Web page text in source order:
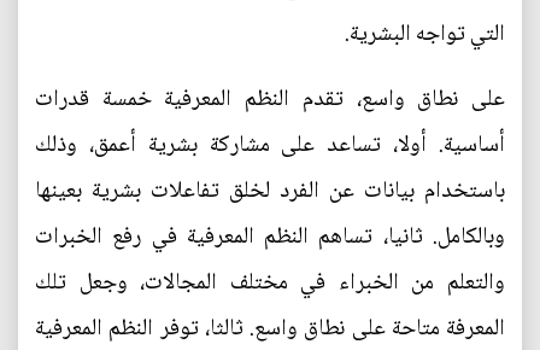
التي تواجه البشرية.
على نطاق واسع، تقدم النظم المعرفية خمسة قدرات
أساسية. أولا، تساعد على مشاركة بشرية أعمق، وذلك
باستخدام بيانات عن الفرد لخلق تفاعلات بشرية بعينها
وبالكامل. ثانيا، تساهم النظم المعرفية في رفع الخبرات
والتعلم من الخبراء في مختلف المجالات، وجعل تلك
المعرفة متاحة على نطاق واسع. ثالثا، توفر النظم المعرفية